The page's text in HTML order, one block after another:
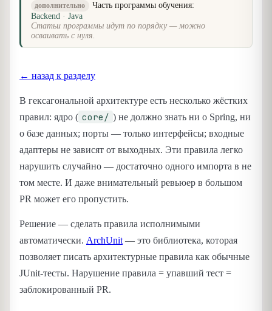
дополнительно
Часть программы обучения:
Backend · Java
Статьи программы идут по порядку — можно
осваивать с нуля.
← назад к разделу
В гексагональной архитектуре есть несколько жёстких
правил: ядро ( core/ ) не должно знать ни о Spring, ни
о базе данных; порты — только интерфейсы; входные
адаптеры не зависят от выходных. Эти правила легко
нарушить случайно — достаточно одного импорта в не
том месте. И даже внимательный ревьюер в большом
PR может его пропустить.
Решение — сделать правила исполнимыми
автоматически. ArchUnit — это библиотека, которая
позволяет писать архитектурные правила как обычные
JUnit-тесты. Нарушение правила = упавший тест =
заблокированный PR.